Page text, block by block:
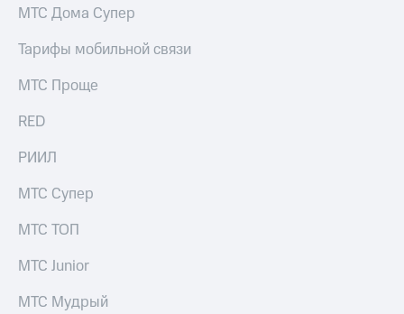
Описание
Программа
Порядок
выкупа
Описание
Уведомление
погашении
облигаций
МТС Дома Супер
Тарифы мобильной связи
МТС Проще
RED
РИИЛ
МТС Супер
МТС ТОП
МТС Junior
МТС Мудрый